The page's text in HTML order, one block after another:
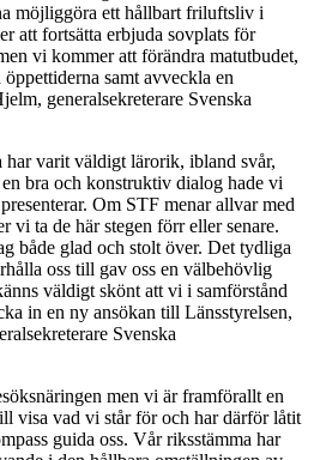
möjliggöra ett hållbart friluftsliv i
att fortsätta erbjuda sovplats för
vi kommer att förändra matutbudet,
samt avveckla en
generalsekreterare Svenska
har varit väldigt lärorik, ibland svår,
bra och konstruktiv dialog hade vi
Om STF menar allvar med
vi ta de här stegen förr eller senare.
både glad och stolt över. Det tydliga
oss till gav oss en välbehövlig
väldigt skönt att vi i samförstånd
in en ny ansökan till Länsstyrelsen,
Svenska
men vi är framförallt en
visa vad vi står för och har därför låtit
guida oss. Vår riksstämma har